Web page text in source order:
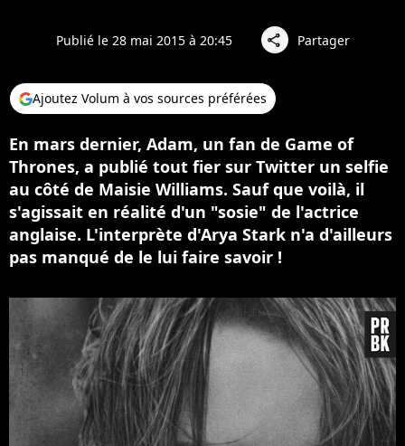
Publié le 28 mai 2015 à 20:45 share Partager
Ajoutez Volum à vos sources préférées
En mars dernier, Adam, un fan de Game of
Thrones, a publié tout fier sur Twitter un selfie
au côté de Maisie Williams. Sauf que voilà, il
s'agissait en réalité d'un "sosie" de l'actrice
anglaise. L'interprète d'Arya Stark n'a d'ailleurs
pas manqué de le lui faire savoir !